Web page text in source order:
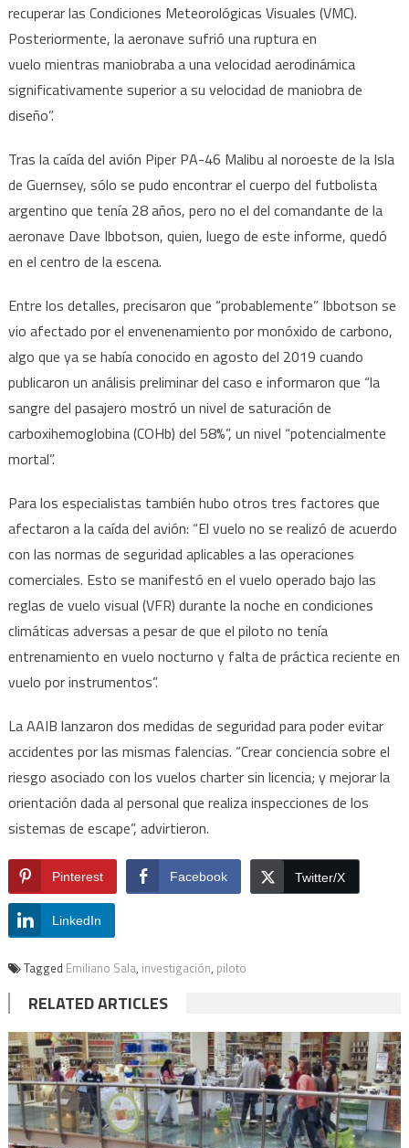
recuperar las Condiciones Meteorológicas Visuales (VMC).
Posteriormente, la aeronave sufrió una ruptura en
vuelo mientras maniobraba a una velocidad aerodinámica
significativamente superior a su velocidad de maniobra de
diseño”.
Tras la caída del avión Piper PA-46 Malibu al noroeste de la Isla
de Guernsey, sólo se pudo encontrar el cuerpo del futbolista
argentino que tenía 28 años, pero no el del comandante de la
aeronave Dave Ibbotson, quien, luego de este informe, quedó
en el centro de la escena.
Entre los detalles, precisaron que “probablemente” Ibbotson se
vio afectado por el envenenamiento por monóxido de carbono,
algo que ya se había conocido en agosto del 2019 cuando
publicaron un análisis preliminar del caso e informaron que “la
sangre del pasajero mostró un nivel de saturación de
carboxihemoglobina (COHb) del 58%”, un nivel “potencialmente
mortal”.
Para los especialistas también hubo otros tres factores que
afectaron a la caída del avión: “El vuelo no se realizó de acuerdo
con las normas de seguridad aplicables a las operaciones
comerciales. Esto se manifestó en el vuelo operado bajo las
reglas de vuelo visual (VFR) durante la noche en condiciones
climáticas adversas a pesar de que el piloto no tenía
entrenamiento en vuelo nocturno y falta de práctica reciente en
vuelo por instrumentos”.
La AAIB lanzaron dos medidas de seguridad para poder evitar
accidentes por las mismas falencias. “Crear conciencia sobre el
riesgo asociado con los vuelos charter sin licencia; y mejorar la
orientación dada al personal que realiza inspecciones de los
sistemas de escape”, advirtieron.
Pinterest Facebook Twitter/X
LinkedIn
Tagged Emiliano Sala, investigación, piloto
RELATED ARTICLES